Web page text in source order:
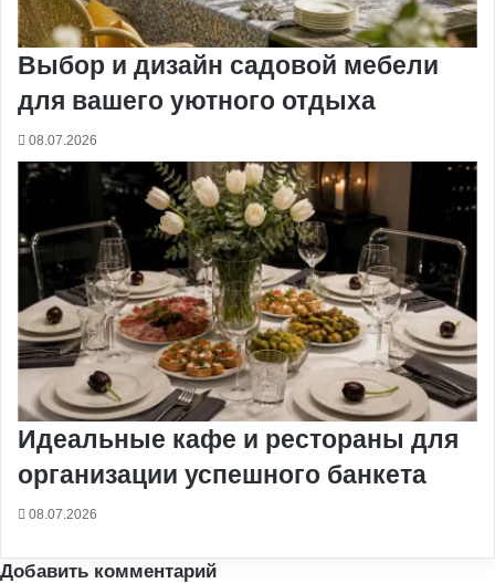
Выбор и дизайн садовой мебели
для вашего уютного отдыха
08.07.2026
Идеальные кафе и рестораны для
организации успешного банкета
08.07.2026
Добавить комментарий